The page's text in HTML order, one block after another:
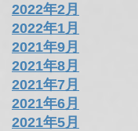
2022年2月
2022年1月
2021年9月
2021年8月
2021年7月
2021年6月
2021年5月